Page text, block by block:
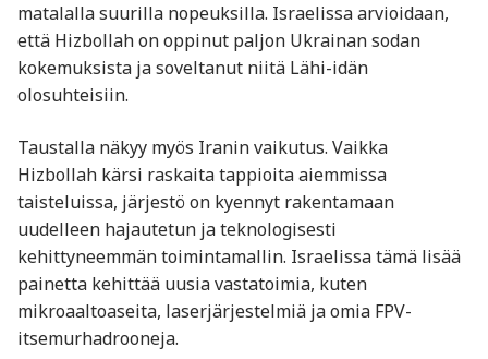
matalalla suurilla nopeuksilla. Israelissa arvioidaan,
että Hizbollah on oppinut paljon Ukrainan sodan
kokemuksista ja soveltanut niitä Lähi-idän
olosuhteisiin.
Taustalla näkyy myös Iranin vaikutus. Vaikka
Hizbollah kärsi raskaita tappioita aiemmissa
taisteluissa, järjestö on kyennyt rakentamaan
uudelleen hajautetun ja teknologisesti
kehittyneemmän toimintamallin. Israelissa tämä lisää
painetta kehittää uusia vastatoimia, kuten
mikroaaltoaseita, laserjärjestelmiä ja omia FPV-
itsemurhadrooneja.